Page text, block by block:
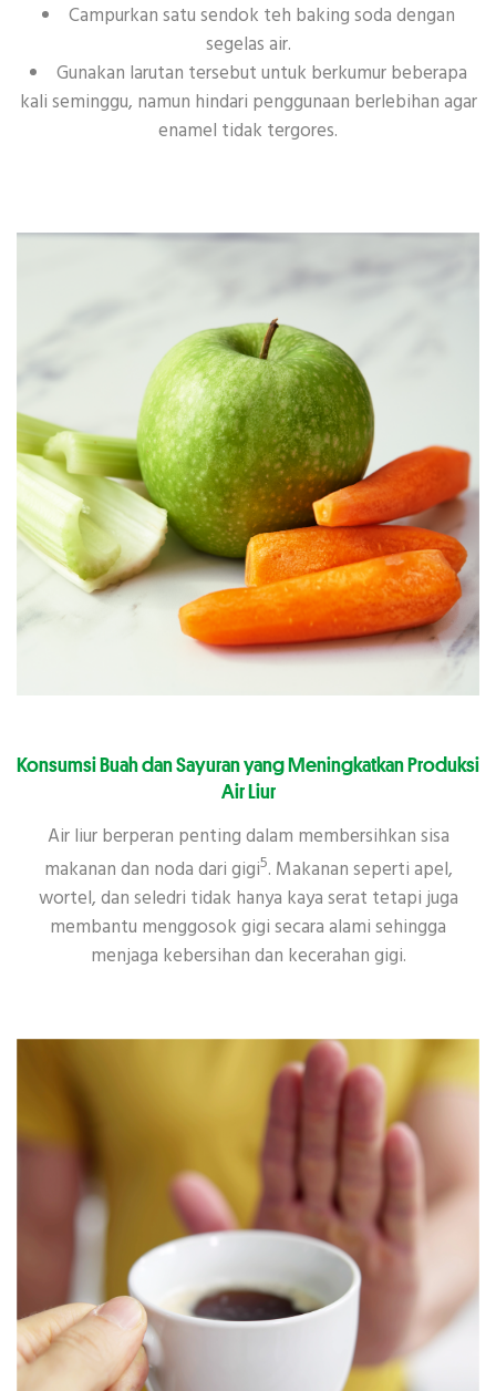
Campurkan satu sendok teh baking soda dengan
segelas air.
Gunakan larutan tersebut untuk berkumur beberapa
kali seminggu, namun hindari penggunaan berlebihan agar
enamel tidak tergores.
Konsumsi Buah dan Sayuran yang Meningkatkan Produksi
Air Liur
Air liur berperan penting dalam membersihkan sisa
makanan dan noda dari gigi5. Makanan seperti apel,
wortel, dan seledri tidak hanya kaya serat tetapi juga
membantu menggosok gigi secara alami sehingga
menjaga kebersihan dan kecerahan gigi.